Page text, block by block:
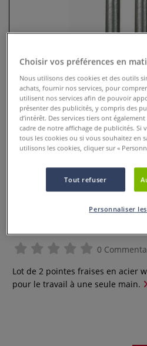
Lot de 2 pointes
0
Lot de 2 pointes fraises en acier
pour le travail à une seule main.
Choisir vos préférences en
Nous utilisons des cookies et des outils
achats, fournir nos services, pour
utilisent nos services afin de pouvoir
présenter des publicités, y compris des
d’intérêt. Des services tiers ont
cadre de notre affichage de publicités. Si
tous les cookies ou si vous souhaitez en
utilisons les cookies, cliquer sur «
Tout refuser
Personnaliser